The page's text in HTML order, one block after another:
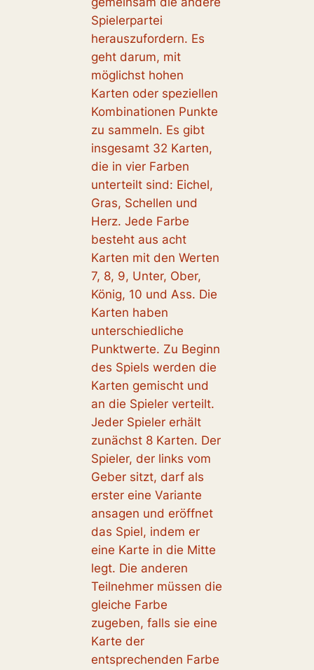
Spielerpartei
herauszufordern. Es
geht darum, mit
möglichst hohen
Karten oder speziellen
Kombinationen Punkte
zu sammeln. Es gibt
insgesamt 32 Karten,
die in vier Farben
unterteilt sind: Eichel,
Gras, Schellen und
Herz. Jede Farbe
besteht aus acht
Karten mit den Werten
7, 8, 9, Unter, Ober,
König, 10 und Ass. Die
Karten haben
unterschiedliche
Punktwerte. Zu Beginn
des Spiels werden die
Karten gemischt und
an die Spieler verteilt.
Jeder Spieler erhält
zunächst 8 Karten. Der
Spieler, der links vom
Geber sitzt, darf als
erster eine Variante
ansagen und eröffnet
das Spiel, indem er
eine Karte in die Mitte
legt. Die anderen
Teilnehmer müssen die
gleiche Farbe
zugeben, falls sie eine
Karte der
entsprechenden Farbe